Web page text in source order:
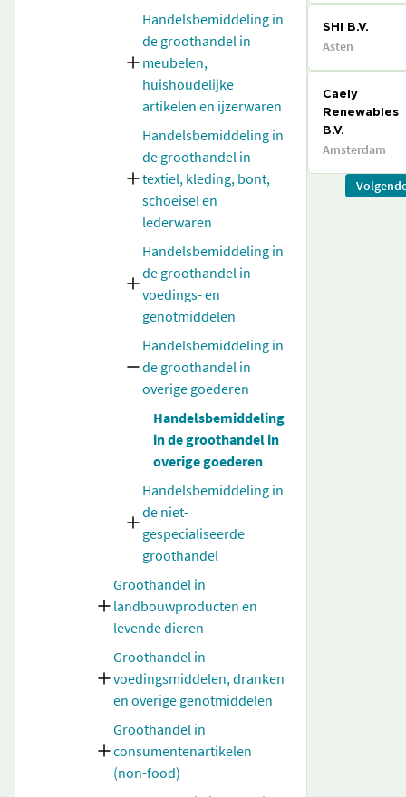
Handelsbemiddeling in
de groothandel in
meubelen,
huishoudelijke
artikelen en ijzerwaren
Handelsbemiddeling in
de groothandel in
textiel, kleding, bont,
schoeisel en
lederwaren
Handelsbemiddeling in
de groothandel in
voedings- en
genotmiddelen
Handelsbemiddeling in
de groothandel in
overige goederen
Handelsbemiddeling
in de groothandel in
overige goederen
Handelsbemiddeling in
de niet-
gespecialiseerde
groothandel
Groothandel in
landbouwproducten en
levende dieren
Groothandel in
voedingsmiddelen, dranken
en overige genotmiddelen
Groothandel in
consumentenartikelen
(non-food)
SHI B.V.
Asten
Caely
Renewables
B.V.
Amsterdam